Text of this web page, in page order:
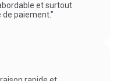
et surtout
paiement."